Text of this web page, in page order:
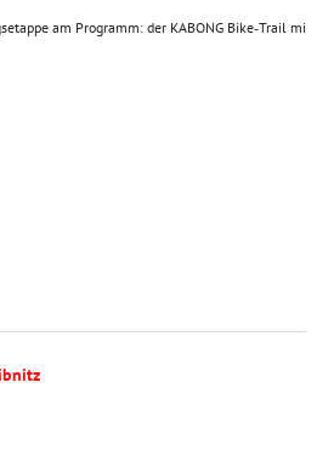
am Programm: der KABONG Bike‑Trail mi